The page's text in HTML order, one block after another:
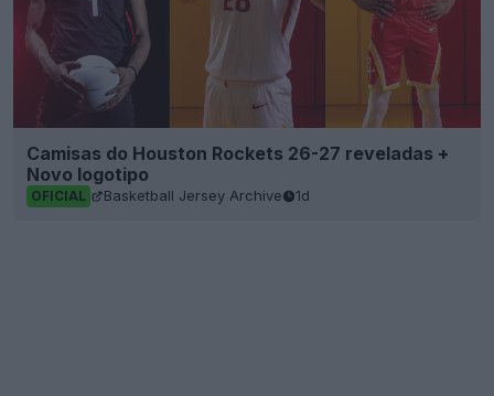
Camisas do Houston Rockets 26-27 reveladas +
Novo logotipo
OFICIAL Basketball Jersey Archive 1d